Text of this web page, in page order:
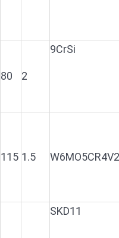
80 2
9CrSi
115 1.5 W6MO5CR4V2
SKD11